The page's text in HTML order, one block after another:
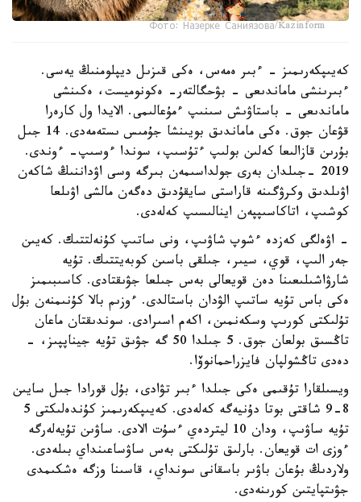
Фото: Назерке Саниязова/Kazinform
كەيىپكەرىمىز - ءبىر ەمەس، ەكى قىزىل ديپلومنىڭ يەسى.
ءبىرىنشى ماماندىعى - بۋحگالتەر- ەكونوميست، ەكىنشى
ماماندىعى - باستاۋىش سىنىپ ءمۇعالىمى. الايدا ول كارەرا
قۋعان جوق. ەكى ماماندىق بويىنشا جۇمىس ىستەمەدى. 14 جىل
بۇرىن قازالىعا كەلىن بولىپ ءتۇسىپ، سوندا ءوسىپ- ءوندى.
2019 -جىلدان بەرى جولداسىمەن بىرگە وسى اۋداننىڭ شاكەن
اۋىلدىق وكرۋگىنە قاراستى سايقۇدىق دەگەن مالشى اۋىلعا
كوشىپ، اتاكاسىپپەن اينالىسىپ كەلەدى.
- اۋەلگى كەزدە ءشوپ شاۋىپ، ونى ساتىپ كۇنەلتتىك. كەيىن
جەر الىپ، قوي، سيىر، جىلقى باسىن كوبەيتتىك. تۇيە
شارۋاشىلىعىنا دەن قويعالى بەس جىلعا جۋىقتادى. كاسىبىمىز
ەكى باس تۇيە ساتىپ الۋدان باستالدى. ءوزىم بالا كۇنىمنەن بۇل
تۇلىكتى كورىپ وسكەنمىن، اكەم اسىرادى. سوندىقتان ماعان
تاڭسىق بولعان جوق. 5 جىلدا 50 گە جۋىق تۇيە جيناپپىز، -
دەدى تاڭشولپان فايزراحمانوۆا.
ويسىلقارا تۇقىمى ەكى جىلدا ءبىر تۋادى، بۇل قورادا جىل سايىن
8-9 شاقتى بوتا دۇنيەگە كەلەدى. كەيىپكەرىمىز كۇندەلىكتى 5
تۇيە ساۋىپ، ودان 10 ليتردەي ءسۇت الادى. ساۋىن تۇيەلەرگە
ءوزى ات قويعان. بارلىق تۇلىكتى بەس ساۋساعىنداي بىلەدى.
ولاردىڭ بۇعان باۋىر باسقانى سونداي، قاسىنا وزگە ەشكىمدى
جۋىتپايتىن كورىنەدى.